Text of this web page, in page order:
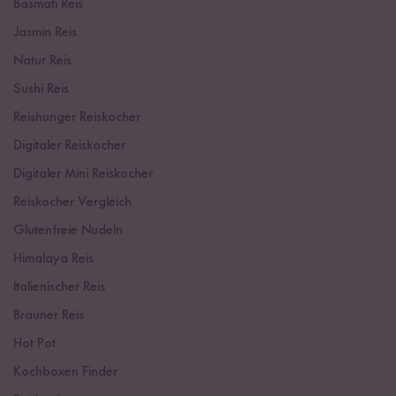
Basmati Reis
Jasmin Reis
Natur Reis
Sushi Reis
Reishunger Reiskocher
Digitaler Reiskocher
Digitaler Mini Reiskocher
Reiskocher Vergleich
Glutenfreie Nudeln
Himalaya Reis
Italienischer Reis
Brauner Reis
Hot Pot
Kochboxen Finder